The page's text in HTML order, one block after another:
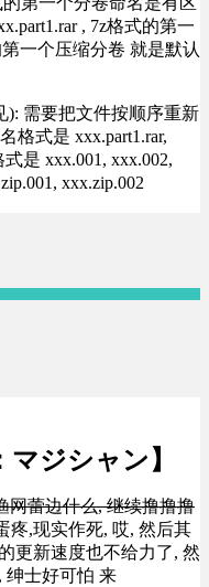
, 7z格式的第一
一个压缩分卷 就是默认
): 需要把文件按顺序重新
格式是 xxx.part1.rar,
式是 xxx.001, xxx.002,
xxx.zip.002
ジシャン】
网蕾边什么, 继续撸撸撸
疼,现实作死, 哎, 然后其
更新速度也不给力了, 然
绅士好可怕 来